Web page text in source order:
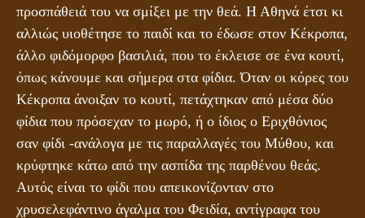
προσπάθειά του να σμίξει με την θεά. Η Αθηνά έτσι κι
αλλιώς υιοθέτησε το παιδί και το έδωσε στον Κέκροπα,
άλλο φιδόμορφο βασιλιά, που το έκλεισε σε ένα κουτί,
όπως κάνουμε και σήμερα στα φίδια. Όταν οι κόρες του
Κέκροπα άνοιξαν το κουτί, πετάχτηκαν από μέσα δύο
φίδια που πρόσεχαν το μωρό, ή ο ίδιος ο Εριχθόνιος
σαν φίδι -ανάλογα με τις παραλλαγές του Μύθου, και
κρύφτηκε κάτω από την ασπίδα της παρθένου θεάς.
Αυτός είναι το φίδι που απεικονίζονταν στο
χρυσελεφάντινο άγαλμα του Φειδία, αντίγραφα του